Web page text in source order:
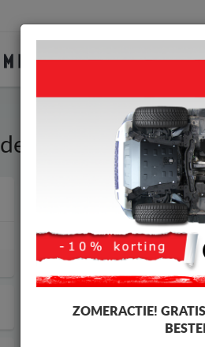
BESCHERMPLAAT
Auto Tesla
Beschermplaat voor de
fabricage. Motor
ZOMERACTIE!